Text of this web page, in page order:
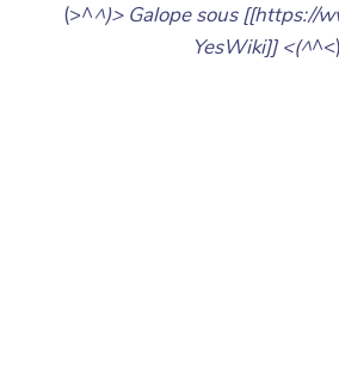
(>^^)> Galope sous [[https://
YesWiki]] <(^^<)